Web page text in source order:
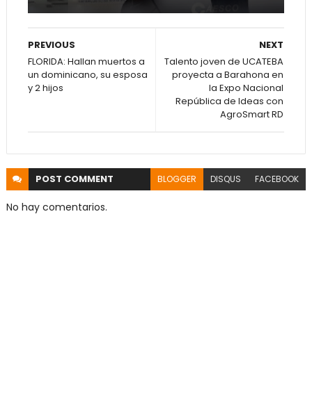
NEXT
Talento joven de UCATEBA
proyecta a Barahona en
la Expo Nacional
República de Ideas con
AgroSmart RD
PREVIOUS
FLORIDA: Hallan muertos a
un dominicano, su esposa
y 2 hijos
POST COMMENT BLOGGER DISQUS FACEBOOK
No hay comentarios.